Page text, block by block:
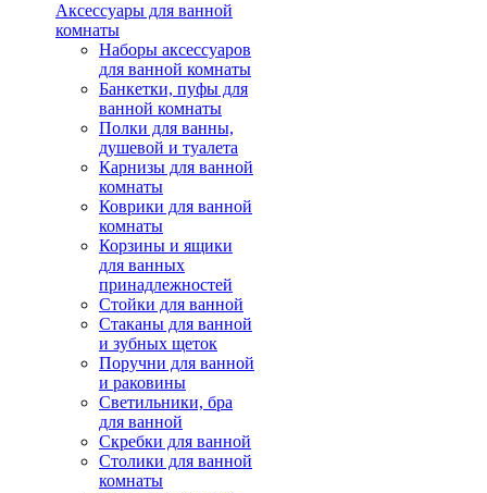
Аксессуары для ванной
комнаты
Наборы аксессуаров
для ванной комнаты
Банкетки, пуфы для
ванной комнаты
Полки для ванны,
душевой и туалета
Карнизы для ванной
комнаты
Коврики для ванной
комнаты
Корзины и ящики
для ванных
принадлежностей
Стойки для ванной
Стаканы для ванной
и зубных щеток
Поручни для ванной
и раковины
Светильники, бра
для ванной
Скребки для ванной
Столики для ванной
комнаты